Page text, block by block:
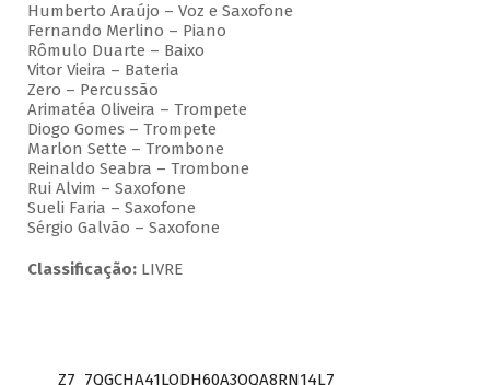
Humberto Araújo – Voz e Saxofone
Fernando Merlino – Piano
Rômulo Duarte – Baixo
Vitor Vieira – Bateria
Zero – Percussão
Arimatéa Oliveira – Trompete
Diogo Gomes – Trompete
Marlon Sette – Trombone
Reinaldo Seabra – Trombone
Rui Alvim – Saxofone
Sueli Faria – Saxofone
Sérgio Galvão – Saxofone
Classificação:LIVRE
Z7_7QGCHA41LODH60A3OQA8RN14L7